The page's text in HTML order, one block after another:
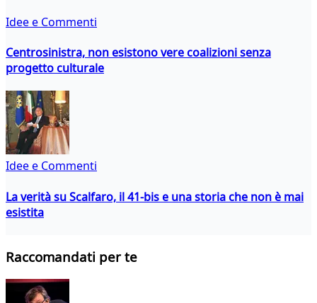
Idee e Commenti
Centrosinistra, non esistono vere coalizioni senza
progetto culturale
Idee e Commenti
La verità su Scalfaro, il 41-bis e una storia che non è mai
esistita
Raccomandati per te